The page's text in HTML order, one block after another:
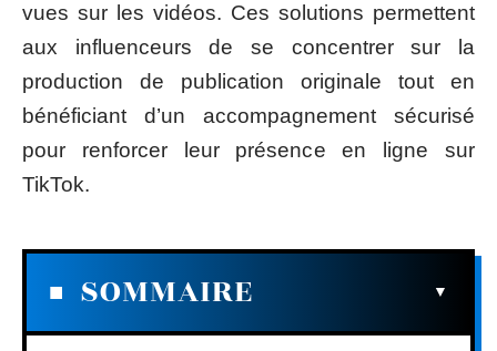
vues sur les vidéos. Ces solutions permettent
aux influenceurs de se concentrer sur la
production de publication originale tout en
bénéficiant d’un accompagnement sécurisé
pour renforcer leur présence en ligne sur
TikTok.
SOMMAIRE